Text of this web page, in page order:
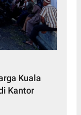
Kuala
Kantor